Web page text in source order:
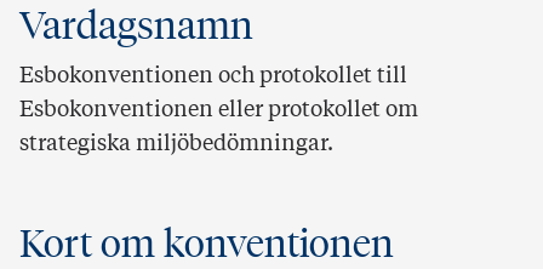
Vardagsnamn
Esbokonventionen och protokollet till
Esbokonventionen eller protokollet om
strategiska miljöbedömningar.
Kort om konventionen